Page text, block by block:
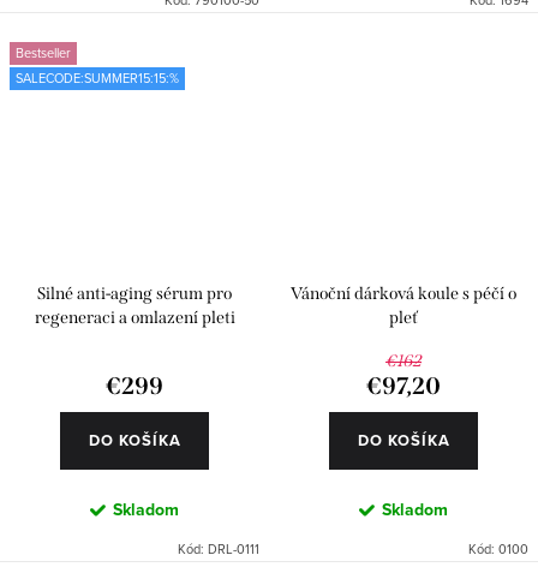
Bestseller
SALECODE:SUMMER15:15:%
Silné anti-aging sérum pro
regeneraci a omlazení pleti
€299
DO KOŠÍKA
Skladom
Kód: DRL-0111
Vánoční dárková koule s péčí o
pleť
€162
€97,20
DO KOŠÍKA
Skladom
Kód: 0100